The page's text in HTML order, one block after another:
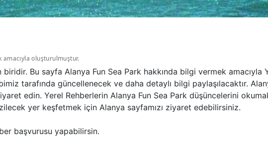
oluşturulmuştur.
Bu sayfa Alanya Fun Sea Park hakkında bilgi vermek
tarafında güncellenecek ve daha detaylı bilgi paylaşılacaktır.
edin. Yerel Rehberlerin Alanya Fun Sea Park düşüncelerini
yer keşfetmek için Alanya sayfamızı ziyaret edebilirsiniz.
başvurusu yapabilirsin.